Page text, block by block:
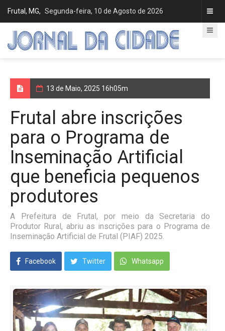
Frutal, MG, Segunda-feira, 10 de Agosto de 2026
13 de Maio, 2025 16h05m
Frutal abre inscrições
para o Programa de
Inseminação Artificial
que beneficia pequenos
produtores
A Prefeitura de Frutal, por meio da Secretaria do
Produtor Rural, abriu as inscrições para o Programa de
Inseminação Artificial de Frutal (PIAF) 2025.
Facebook Twitter Whatsapp